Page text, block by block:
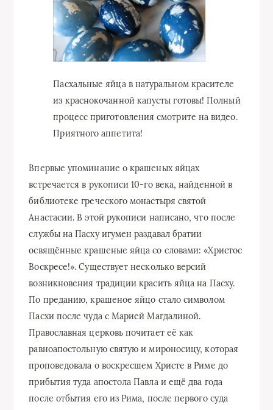
Пасхальные яйца в натуральном красителе
из краснокочанной капусты готовы! Полный
процесс приготовления смотрите на видео.
Приятного аппетита!
Впервые упоминание о крашеных яйцах
встречается в рукописи 10-го века, найденной в
библиотеке греческого монастыря святой
Анастасии. В этой рукописи написано, что после
службы на Пасху игумен раздавал братии
освящённые крашеные яйца со словами: «Христос
Воскресе!». Существует несколько версий
возникновения традиции красить яйца на Пасху.
По преданию, крашеное яйцо стало символом
Пасхи после чуда с Марией Магдалиной.
Православная церковь почитает её как
равноапостольную святую и мироносицу, которая
проповедовала о воскресшем Христе в Риме до
прибытия туда апостола Павла и ещё два года
после отбытия его из Рима, после первого суда